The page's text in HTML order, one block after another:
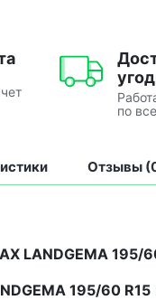
по
Отзывы
LANDGEMA 195/
195/60 R15